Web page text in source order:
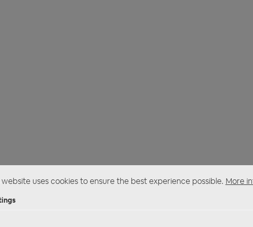
website uses cookies to ensure the best experience possible. More